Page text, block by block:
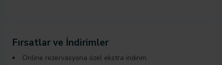
Fırsatlar ve İndirimler
Online rezervasyona özel ekstra indirim.